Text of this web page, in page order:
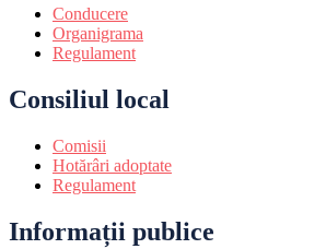
Conducere
Organigrama
Regulament
Consiliul local
Comisii
Hotărâri adoptate
Regulament
Informații publice